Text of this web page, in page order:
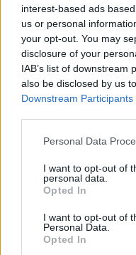
interest-based ads
us or personal
your opt-out. You may
disclosure of your
IAB’s list of downstream
also be disclosed by us
Downstream Participants
Please note that this
not limited to your visit
grant or deny consent to
use your data for below
consent section.
Personal Data
I want to opt-out of
personal data.
Opted In
I want to opt-out of
Personal Data.
Opted In
This
is
a
modal
window.
The media could
the server or
is
Nem akarnak a
A villamos
zajlik az egyeztetés,